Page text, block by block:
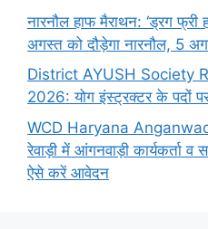
नारनौल हाफ मैराथन: ‘ड्रग
अगस्त को दौड़ेगा नारनौल, 5
District AYUSH Society
2026: योग इंस्ट्रक्टर के पदों
WCD Haryana
रेवाड़ी में आंगनवाड़ी कार्यकर्ता व
ऐसे करें आवेदन